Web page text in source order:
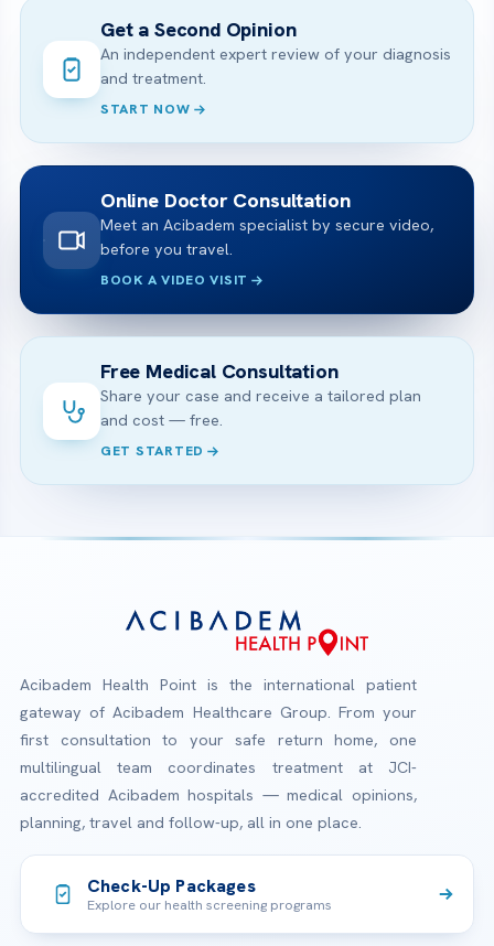
Get a Second Opinion
An independent expert review of your diagnosis
and treatment.
START NOW
Online Doctor Consultation
Meet an Acibadem specialist by secure video,
before you travel.
BOOK A VIDEO VISIT
Free Medical Consultation
Share your case and receive a tailored plan
and cost — free.
GET STARTED
Acibadem Health Point is the international patient
gateway of Acibadem Healthcare Group. From your
first consultation to your safe return home, one
multilingual team coordinates treatment at JCI-
accredited Acibadem hospitals — medical opinions,
planning, travel and follow-up, all in one place.
Check-Up Packages
Explore our health screening programs